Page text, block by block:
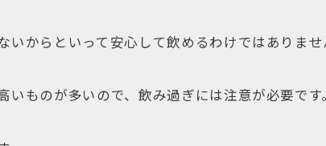
いからといって安心して飲めるわけではありませ
いものが多いので、飲み過ぎには注意が必要です。